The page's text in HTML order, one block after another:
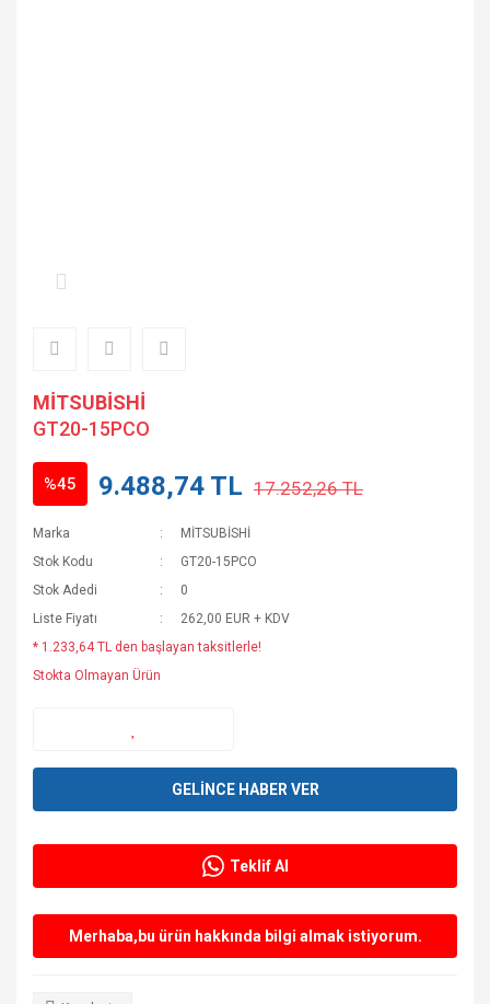
MİTSUBİSHİ
GT20-15PCO
%45 9.488,74 TL 17.252,26 TL
Marka
MİTSUBİSHİ
Stok Kodu
GT20-15PCO
Stok Adedi
0
Liste Fiyatı
262,00 EUR + KDV
* 1.233,64 TL den başlayan taksitlerle!
Stokta Olmayan Ürün
GELİNCE HABER VER
Teklif Al
Merhaba,bu ürün hakkında bilgi almak istiyorum.